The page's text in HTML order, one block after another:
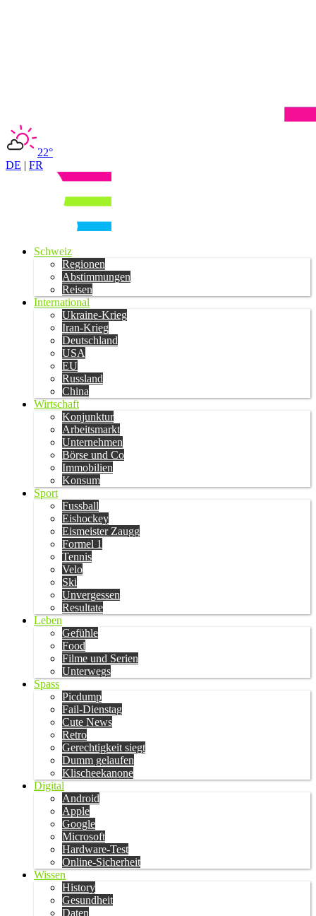
22°
DE | FR
Schweiz
Regionen
Abstimmungen
Reisen
International
Ukraine-Krieg
Iran-Krieg
Deutschland
USA
EU
Russland
China
Wirtschaft
Konjunktur
Arbeitsmarkt
Unternehmen
Börse und Co
Immobilien
Konsum
Sport
Fussball
Eishockey
Eismeister Zaugg
Formel 1
Tennis
Velo
Ski
Unvergessen
Resultate
Leben
Gefühle
Food
Filme und Serien
Unterwegs
Spass
Picdump
Fail-Dienstag
Cute News
Retro
Gerechtigkeit siegt
Dumm gelaufen
Klischeekanone
Digital
Android
Apple
Google
Microsoft
Hardware-Test
Online-Sicherheit
Wissen
History
Gesundheit
Daten